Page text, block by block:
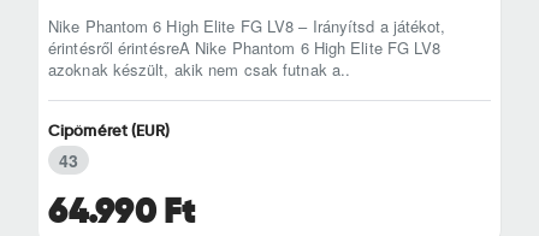
Nike Phantom 6 High Elite FG LV8 – Irányítsd a játékot,
érintésről érintésreA Nike Phantom 6 High Elite FG LV8
azoknak készült, akik nem csak futnak a..
64.990 Ft
Cipőméret (EUR)
43